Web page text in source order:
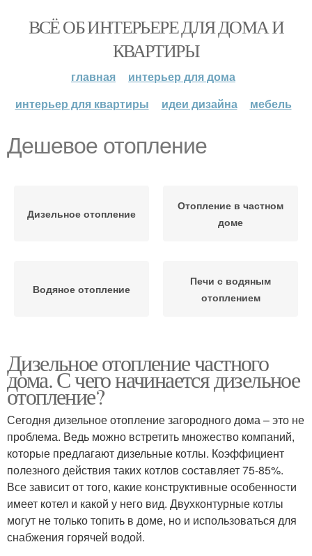
ВСЁ ОБ ИНТЕРЬЕРЕ ДЛЯ ДОМА И
КВАРТИРЫ
главная
интерьер для дома
интерьер для квартиры
идеи дизайна мебель
Дешевое отопление
Дизельное отопление
Отопление в частном
доме
Водяное отопление
Печи с водяным
отоплением
Дизельное отопление частного
дома. С чего начинается дизельное
отопление?
Сегодня дизельное отопление загородного дома – это не
проблема. Ведь можно встретить множество компаний,
которые предлагают дизельные котлы. Коэффициент
полезного действия таких котлов составляет 75-85%.
Все зависит от того, какие конструктивные особенности
имеет котел и какой у него вид. Двухконтурные котлы
могут не только топить в доме, но и использоваться для
снабжения горячей водой.